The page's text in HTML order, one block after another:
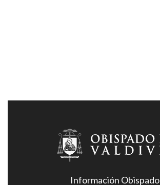
Información Obispado